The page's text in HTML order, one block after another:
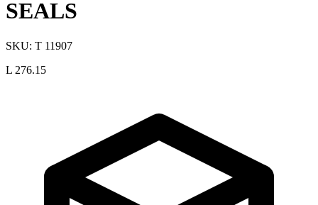
SEALS
SKU: T 11907
L 276.15